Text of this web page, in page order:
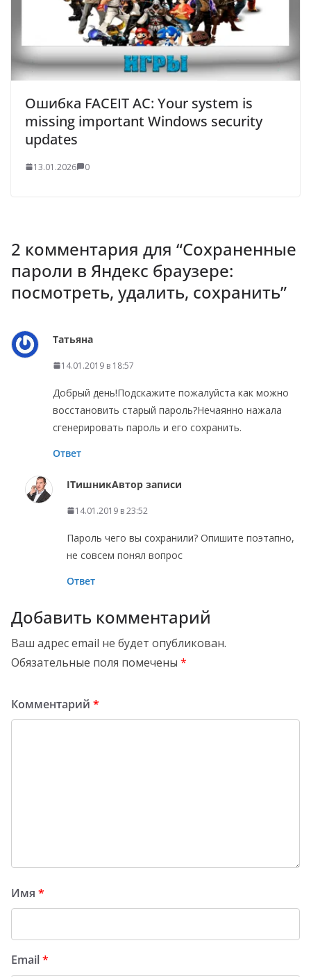
Ошибка FACEIT AC: Your system is
missing important Windows security
updates
13.01.2026 0
2 комментария для “Сохраненные
пароли в Яндекс браузере:
посмотреть, удалить, сохранить”
Татьяна
14.01.2019 в 18:57
Добрый день!Подскажите пожалуйста как можно
восстановить старый пароль?Нечаянно нажала
сгенерировать пароль и его сохранить.
Ответ
ITишникАвтор записи
14.01.2019 в 23:52
Пароль чего вы сохранили? Опишите поэтапно,
не совсем понял вопрос
Ответ
Добавить комментарий
Ваш адрес email не будет опубликован.
Обязательные поля помечены *
Комментарий *
Имя *
Email*